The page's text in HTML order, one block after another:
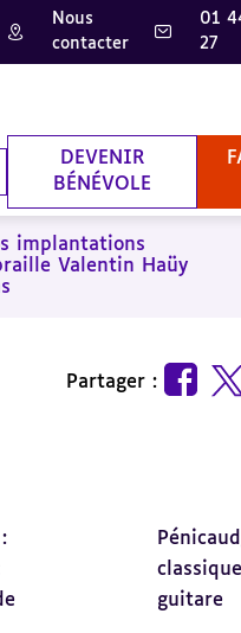
Nous
contacter
01
27
DEVENIR
BÉNÉVOLE
implantations
Valentin Haüy
Partager :
classique
guitare